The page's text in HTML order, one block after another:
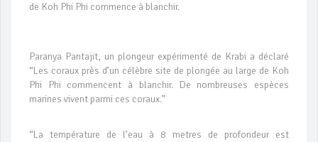
de Koh Phi Phi commence à blanchir.
Paranya Pantajit, un plongeur expérimenté de Krabi a déclaré
“Les coraux près d’un célèbre site de plongée au large de Koh
Phi Phi commencent à blanchir. De nombreuses espèces
marines vivent parmi ces coraux.”
“La température de l’eau à 8 metres de profondeur est